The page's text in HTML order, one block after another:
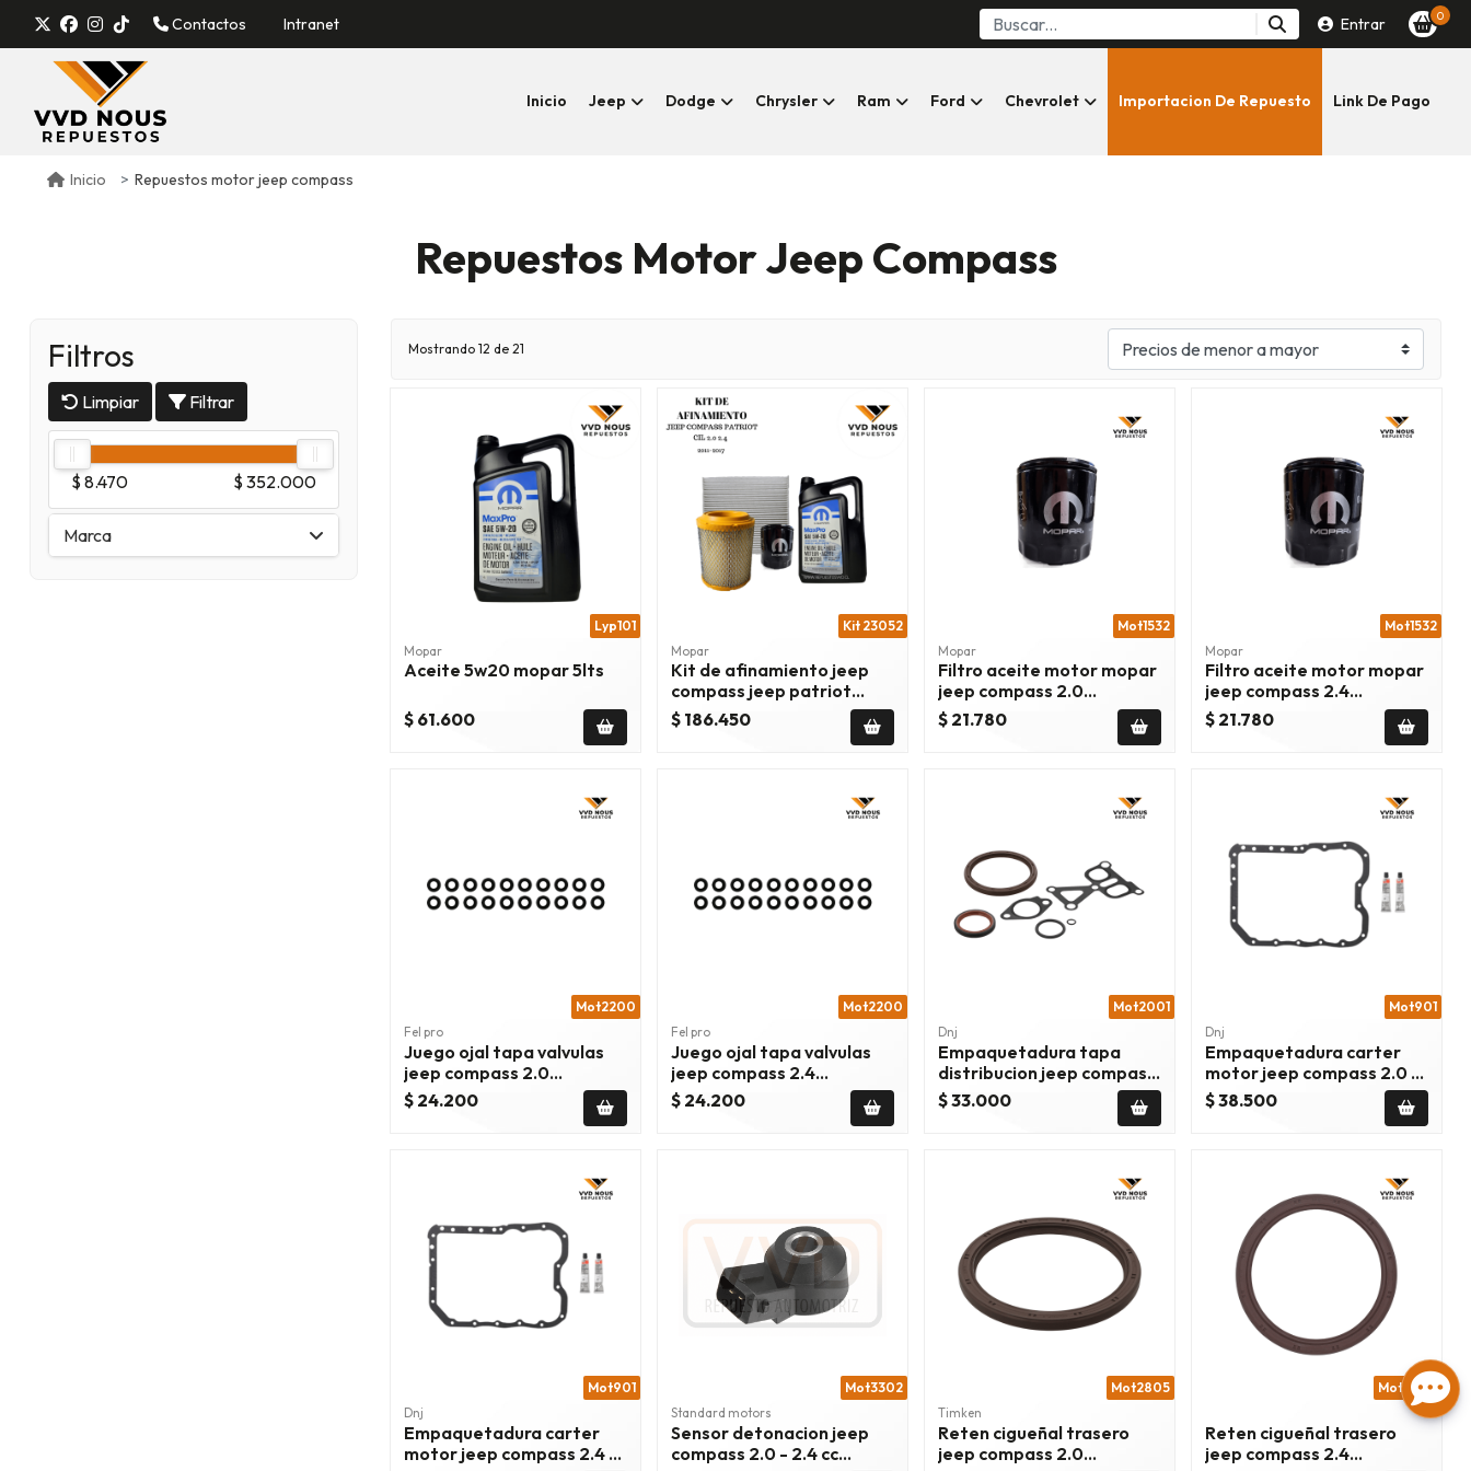
Contactos Intranet Entrar 0
Inicio Jeep Dodge Chrysler Ram Ford Chevrolet Importacion De Repuesto Link De Pago
Inicio Repuestos motor jeep compass
Repuestos Motor Jeep Compass
Filtros
Limpiar Filtrar
$ 8.470 $ 352.000
Marca
Mostrando 12 de 21
Lyp101
Mopar
Aceite 5w20 mopar 5lts
$ 61.600
Kit 23052
Mopar
Kit de afinamiento jeep
compass jeep patriot
dodge caliber 11/17
$ 186.450
Mot1532
Mopar
Filtro aceite motor mopar
jeep compass 2.0
2007/2017
$ 21.780
Mot1532
Mopar
Filtro aceite motor mopar
jeep compass 2.4
2007/2020
$ 21.780
Mot2200
Fel pro
Juego ojal tapa valvulas
jeep compass 2.0
2007/2017
$ 24.200
Mot2200
Fel pro
Juego ojal tapa valvulas
jeep compass 2.4
2007/2020
$ 24.200
Mot2001
Dnj
Empaquetadura tapa
distribucion jeep compass
2.4 cc 2007/2017
$ 33.000
Mot901
Dnj
Empaquetadura carter
motor jeep compass 2.0 cc
2007/2017
$ 38.500
Mot901
Dnj
Empaquetadura carter
motor jeep compass 2.4 cc
Mot3302
Standard motors
Sensor detonacion jeep
compass 2.0 - 2.4 cc
Mot2805
Timken
Reten cigueñal trasero
jeep compass 2.0
Mot2805
Reten cigueñal trasero
jeep compass 2.4